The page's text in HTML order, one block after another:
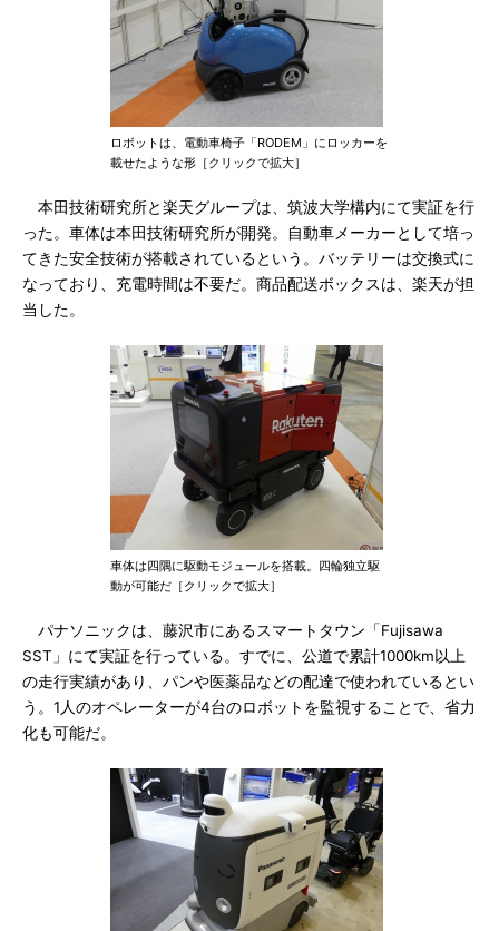
ロボットは、電動車椅子「RODEM」にロッカーを
載せたような形［クリックで拡大］
本田技術研究所と楽天グループは、筑波大学構内にて実証を行
った。車体は本田技術研究所が開発。自動車メーカーとして培っ
てきた安全技術が搭載されているという。バッテリーは交換式に
なっており、充電時間は不要だ。商品配送ボックスは、楽天が担
当した。
車体は四隅に駆動モジュールを搭載。四輪独立駆
動が可能だ［クリックで拡大］
パナソニックは、藤沢市にあるスマートタウン「Fujisawa
SST」にて実証を行っている。すでに、公道で累計1000km以上
の走行実績があり、パンや医薬品などの配達で使われているとい
う。1人のオペレーターが4台のロボットを監視することで、省力
化も可能だ。